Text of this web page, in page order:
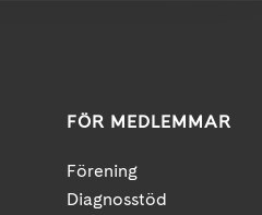
FÖR MEDLEMMAR
Förening
Diagnosstöd